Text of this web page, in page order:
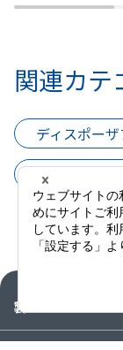
関連カテ
ディスポー
カニューラ
製品情報